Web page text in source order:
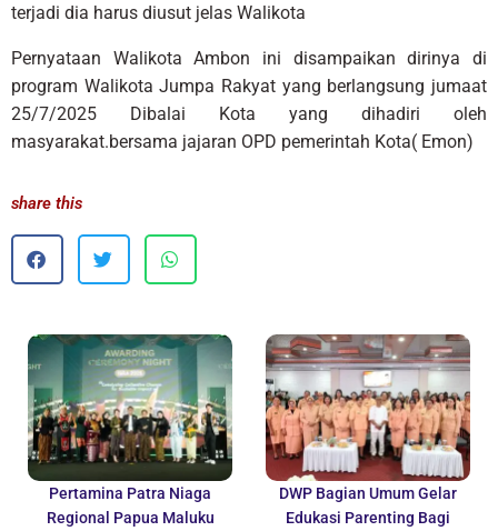
terjadi dia harus diusut jelas Walikota
Pernyataan Walikota Ambon ini disampaikan dirinya di
program Walikota Jumpa Rakyat yang berlangsung jumaat
25/7/2025 Dibalai Kota yang dihadiri oleh
masyarakat.bersama jajaran OPD pemerintah Kota( Emon)
share this
Pertamina Patra Niaga
Regional Papua Maluku
DWP Bagian Umum Gelar
Edukasi Parenting Bagi